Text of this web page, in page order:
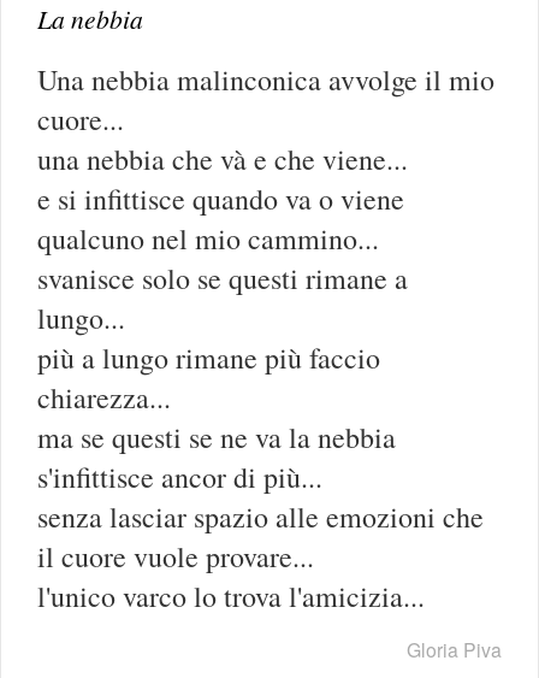
La nebbia
Una nebbia malinconica avvolge il mio
cuore...
una nebbia che và e che viene...
e si infittisce quando va o viene
qualcuno nel mio cammino...
svanisce solo se questi rimane a
lungo...
più a lungo rimane più faccio
chiarezza...
ma se questi se ne va la nebbia
s'infittisce ancor di più...
senza lasciar spazio alle emozioni che
il cuore vuole provare...
l'unico varco lo trova l'amicizia...
Gloria Piva